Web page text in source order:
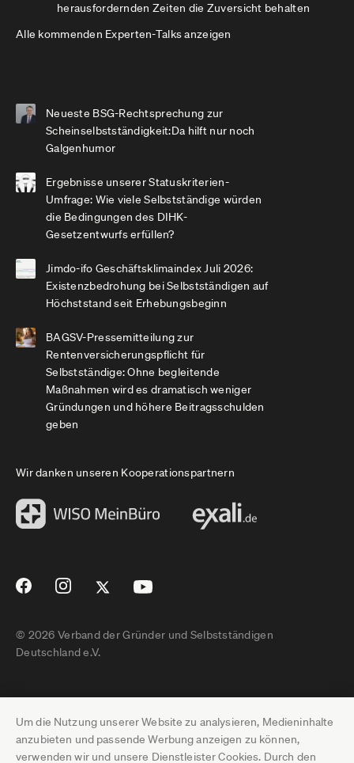
Um die Nutzung unserer Website zu analysieren, Medieninhalte
anzubieten und passende Werbung anzeigen zu können,
verwenden wir und unsere Dienstleister Cookies. Durch den
herausfordernden Zeiten die Zuversicht behalten
Alle kommenden Experten-Talks anzeigen
Neueste BSG-Rechtsprechung zur
Scheinselbstständigkeit:Da hilft nur noch
Galgenhumor
Ergebnisse unserer Statuskriterien-
Umfrage: Wie viele Selbstständige würden
die Bedingungen des DIHK-
Gesetzentwurfs erfüllen?
Jimdo-ifo Geschäftsklimaindex Juli 2026:
Existenzbedrohung bei Selbstständigen auf
Höchststand seit Erhebungsbeginn
BAGSV-Pressemitteilung zur
Rentenversicherungspflicht für
Selbstständige: Ohne begleitende
Maßnahmen wird es dramatisch weniger
Gründungen und höhere Beitragsschulden
geben
Wir danken unseren Kooperationspartnern
© 2026 Verband der Gründer und Selbstständigen
Deutschland e.V.
Impressum
Datenschutz